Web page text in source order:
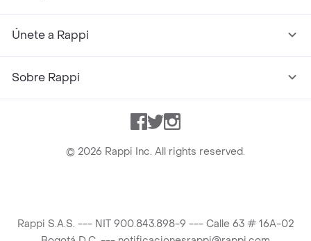
Únete a Rappi
Sobre Rappi
Facebook
TwitterInstagram
© 2026 Rappi Inc. All rights reserved.
Rappi S.A.S. --- NIT 900.843.898-9 --- Calle 63 # 16A-02